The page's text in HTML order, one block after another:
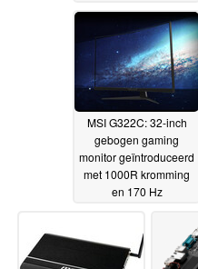
2022
MSI G322C: 32-inch
gebogen gaming
monitor geïntroduceerd
met 1000R kromming
en 170 Hz